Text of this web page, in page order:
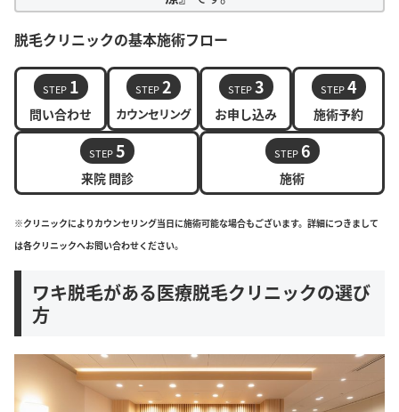
脱毛クリニックの基本施術フロー
STEP 1
問い合わせ
STEP 2
カウンセリング
STEP 3
お申し込み
STEP 4
施術予約
STEP 5
来院 問診
STEP 6
施術
※クリニックによりカウンセリング当日に施術可能な場合もございます。詳細につきまして
は各クリニックへお問い合わせください。
ワキ脱毛がある医療脱毛クリニックの選び
方